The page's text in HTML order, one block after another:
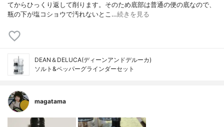
てからひっくり返して削ります。そのため底部は普通の便の底なので、
瓶の下が塩コショウで汚れないとこ…続きを見る
DEAN＆DELUCA(ディーンアンドデルーカ)
ソルト&ペッパーグラインダーセット
magatama